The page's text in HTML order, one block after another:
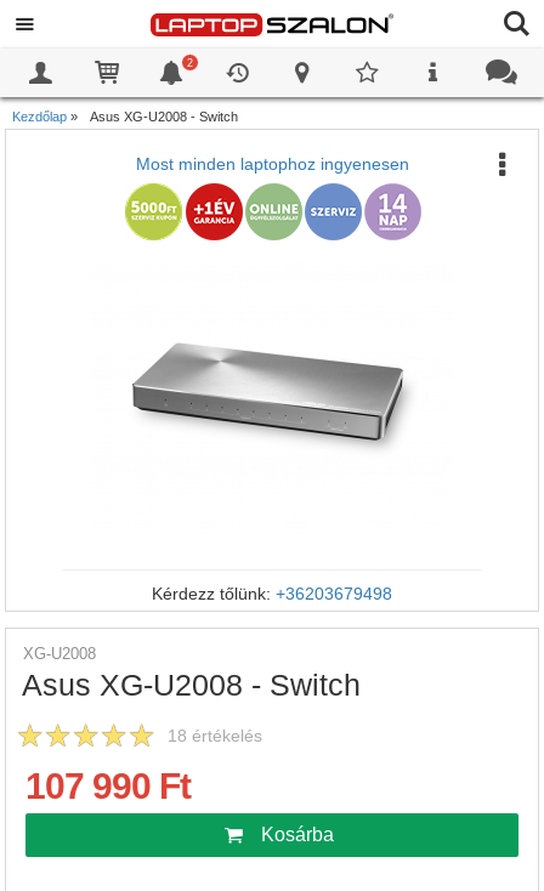
2
Kezdőlap » Asus XG-U2008 - Switch
Most minden laptophoz ingyenesen
Kérdezz tőlünk: +36203679498
XG-U2008
Asus XG-U2008 - Switch
18 értékelés
107 990 Ft
Kosárba